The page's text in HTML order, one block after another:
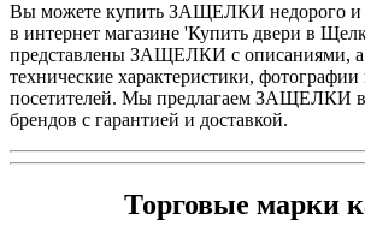
Вы можете купить ЗАЩЕЛКИ недорого и
в интернет магазине 'Купить двери в
представлены ЗАЩЕЛКИ с описаниями, а
технические характеристики,
посетителей. Мы предлагаем ЗАЩЕЛКИ
брендов с гарантией и доставкой.
Торговые марки